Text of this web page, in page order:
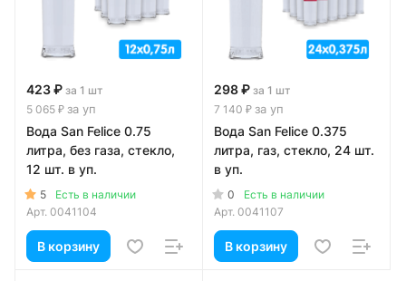
423 ₽ за 1 шт
5 065 ₽ за уп
Вода San Felice 0.75
литра, без газа, стекло,
12 шт. в уп.
5
Есть в наличии
Арт. 0041104
В корзину
298 ₽ за 1 шт
7 140 ₽ за уп
Вода San Felice 0.375
литра, газ, стекло, 24 шт.
в уп.
0
Есть в наличии
Арт. 0041107
В корзину